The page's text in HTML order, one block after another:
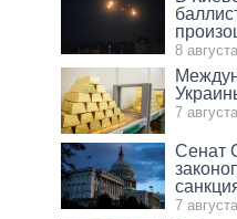
8
7
Сенат
7